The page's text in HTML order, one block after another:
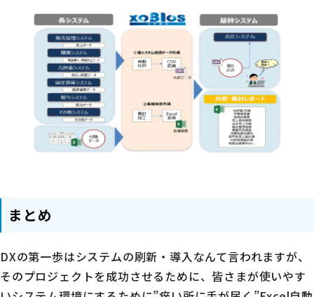
まとめ
DXの第一歩はシステムの刷新・導入なんて言われますが、
そのプロジェクトを成功させるために、皆さまが使いやす